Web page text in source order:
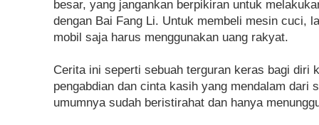
besar, yang jangankan berpikiran untuk
dengan Bai Fang Li. Untuk membeli mesin cuci,
mobil saja harus menggunakan uang rakyat.
Cerita ini seperti sebuah terguran keras bagi diri
pengabdian dan cinta kasih yang mendalam dari
umumnya sudah beristirahat dan hanya